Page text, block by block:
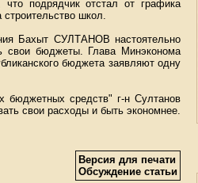
что подрядчик отстал от графика
школ.
Бахыт СУЛТАНОВ настоятельно
свои бюджеты. Глава Минэконома
бюджета заявляют одну
бюджетных средств" г-н Султанов
свои расходы и быть экономнее.
Версия для печати
Обсуждение статьи